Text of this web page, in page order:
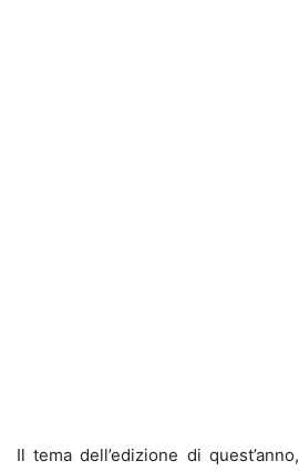
Il tema dell’edizione di quest’anno,